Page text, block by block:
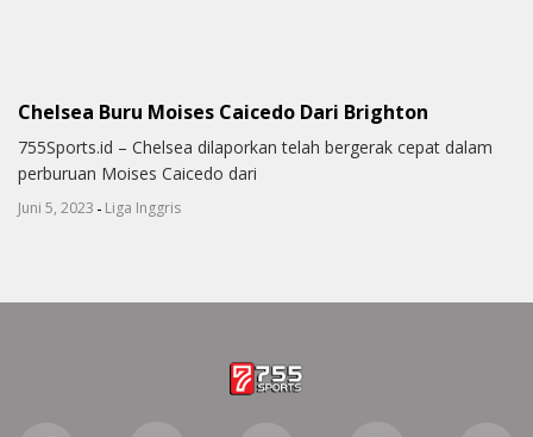
Chelsea Buru Moises Caicedo Dari Brighton
755Sports.id – Chelsea dilaporkan telah bergerak cepat dalam
perburuan Moises Caicedo dari
Juni 5, 2023 - Liga Inggris